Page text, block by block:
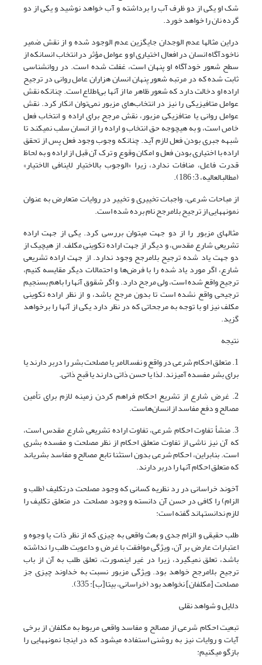
شک او یکی از دو ظرف آب را برداشته و آب خواهد نوشید و یکی از دو
گرده نان‌ را خواهد خورد.
دراین مثال‏ها عدم الوجدان جایگزین عدم الوجود شده و از نقش ضمیر
ناخودآگاه انسان در افعال اختیاری او و عوامل مؤثر در انتخاب انسان‎که از
سطح شعور خودآگاه او پنهان است، غفلت شده است. در روان‏شناسی
ثابت شده که در مرتبه شعور پنهان انسان هزاران عامل روانی در ترجیح
اراده او دخالت دارد که شعور ظاهر ما از آن‎ها بی‌اطلاع است. چنان‎که نقش
عوامل متافیزیکی را نیز در انتخاب‌های مزبور نمی‌توان انکار کرد. نقش
عوامل روانی یا متافزیکی مزبور، نقش مرجح برای اراده و انتخاب فعل
خاص است، و به هیچ‎وجه حق انتخاب و اراده را از انسان سلب نمی‏کند تا
شبهه جبری بودن فعل لازم آید. چنان‎که وجوب وجود فعل پس از تحقق
اراده با اختیاری بودن فعل و امکان وقوع و ترک آن قبل از اراده و به لحاظ
قدرت فاعل، منافات ندارد، زیرا «الوجوب بالاختیار لاینافی الاختیار»
(مطالب‏العالیه، 3: 186).
از مباحات شرعی، واجبات تخییری و تخییر در روایات متعارض به عنوان
نمونه‎هایی از ترجیح بلامرجح نام برده شده است.
مثال‎های مزبور را از دو جهت می‎توان بررسی کرد. یکی از جهت اراده
تشریعی شارع مقدس، و دیگر از جهت اراده تکوینی مکلف. از هیچ‎یک از
دو جهت یاد شده ترجیح بلامرجح وجود ندارد. از جهت اراده تشریعی
شارع، اگر مورد یاد شده را با فرض‌ها و احتمالات دیگر مقایسه کنیم،
ترجیح واقع شده است، ولی مرجح دارد. و اگر شقوق آنها را باهم بسنجیم
ترجیحی واقع نشده است تا بدون مرجح باشد، و از نظر اراده تکوینی
مکلف نیز او با توجه به مرجحاتی که در نظر دارد یکی از آن‎ها را برخواهد
گزید.
نتیجه
1. متعلق احکام شرعی در واقع و نفس‎الامر یا مصلحت بشر را دربر دارند یا
برای بشر مفسده آمیزند. لذا یا حسن ذاتی دارند یا قبح ذاتی.
2. غرض شارع از تشریع احکام فراهم کردن زمینه لازم برای تأمین
مصالح و دفع مفاسد از انسان‌هاست.
3. منشأ تفاوت احکام شرعی، تفاوت اراده تشریعی شارع مقدس است،
که آن نیز ناشی از تفاوت متعلق احکام از نظر مصلحت و مفسده بشری
است. بنابراین، احکام شرعی بدون استثنا تابع مصالح و مفاسد بشری‎اند
که متعلق احکام آن‎ها را دربر دارند.
آخوند خراسانی در رد نظریه کسانی که وجود مصلحت درتکلیف (طلب و
الزام) را کافی در حسن آن دانسته و وجود مصلحت در متعلق تکلیف را
لازم ندانسته‎اند گفته است:
طلب حقیقی و الزام جدی و بعث واقعی به چیزی که از نظر ذات یا وجوه و
اعتبارات عارض بر آن، ویژگی موافقت با غرض و داعویت طلب را نداشته
باشد، تعلق نمی‎گیرد، زیرا در غیر این‎صورت، تعلق طلب به آن از باب
ترجیح بلامرجح خواهد بود. ویژگی مزبور نسبت به خداوند چیزی جز
مصلحت [مکلفان] نخواهد بود (خراسانی، بی‏تا[ب]: 335).
دلایل و شواهد نقلی
تبعیت احکام شرعی از مصالح و مفاسد واقعی مربوط به مکلفان از برخی
آیات و روایات نیز به روشنی استفاده می‎شود که در این‎جا نمونه‎هایی را
بازگو می‎کنیم: